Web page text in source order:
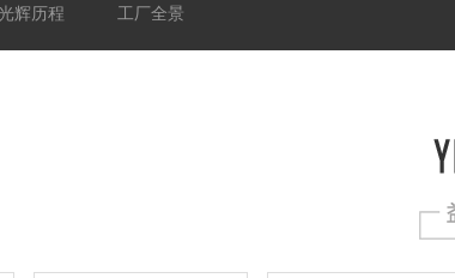
辉历程 工厂全景